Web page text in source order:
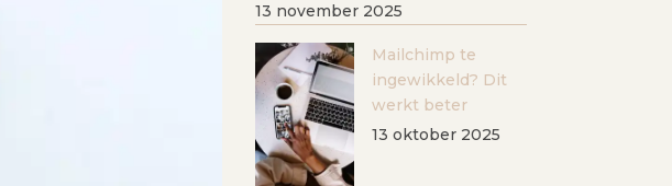
13 november 2025
Mailchimp te
ingewikkeld? Dit
werkt beter
13 oktober 2025